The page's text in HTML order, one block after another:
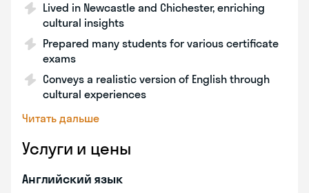
Lived in Newcastle and Chichester, enriching
cultural insights
Prepared many students for various certificate
exams
Conveys a realistic version of English through
cultural experiences
Читать дальше
Услуги и цены
Английский язык